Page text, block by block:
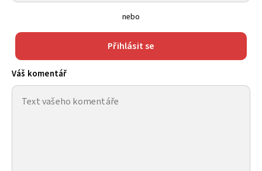
nebo
Přihlásit se
Váš komentář